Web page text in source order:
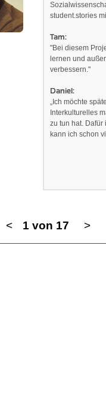
student.stories
Tam:
"Bei diesem
lernen und
verbessern."
Daniel:
„Ich möchte
Interkulturelles
zu tun hat. Dafür
kann ich schon
< 1 von 17 >